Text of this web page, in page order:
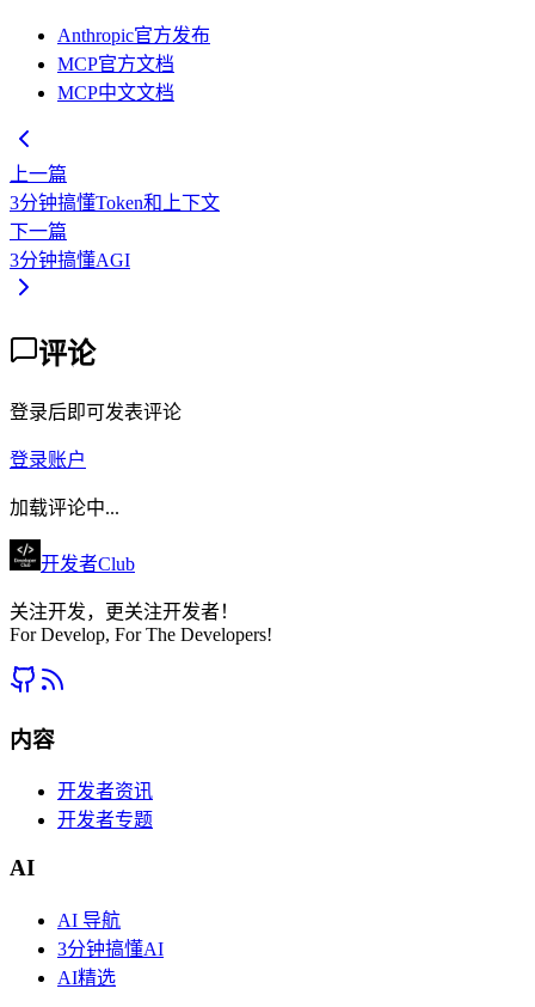
Anthropic官方发布
MCP官方文档
MCP中文文档
上一篇
3分钟搞懂Token和上下文
下一篇
3分钟搞懂AGI
评论
登录后即可发表评论
登录账户
加载评论中...
开发者Club
关注开发，更关注开发者！
For Develop, For The Developers!
内容
开发者资讯
开发者专题
AI
AI 导航
3分钟搞懂AI
AI精选